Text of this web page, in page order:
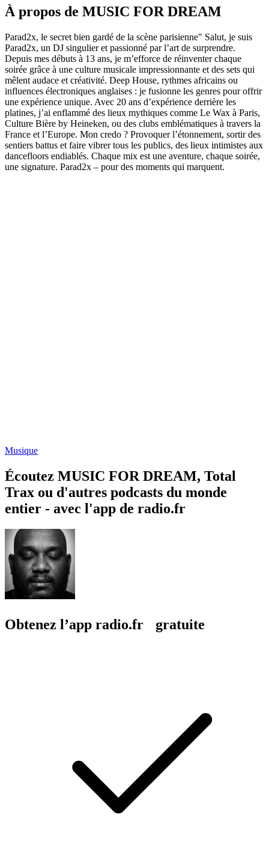
À propos de MUSIC FOR DREAM
Parad2x, le secret bien gardé de la scène parisienne" Salut, je suis
Parad2x, un DJ singulier et passionné par l’art de surprendre.
Depuis mes débuts à 13 ans, je m’efforce de réinventer chaque
soirée grâce à une culture musicale impressionnante et des sets qui
mêlent audace et créativité. Deep House, rythmes africains ou
influences électroniques anglaises : je fusionne les genres pour offrir
une expérience unique. Avec 20 ans d’expérience derrière les
platines, j’ai enflammé des lieux mythiques comme Le Wax à Paris,
Culture Bière by Heineken, ou des clubs emblématiques à travers la
France et l’Europe. Mon credo ? Provoquer l’étonnement, sortir des
sentiers battus et faire vibrer tous les publics, des lieux intimistes aux
dancefloors endiablés. Chaque mix est une aventure, chaque soirée,
une signature. Parad2x – pour des moments qui marquent.
Musique
Écoutez MUSIC FOR DREAM, Total
Trax ou d'autres podcasts du monde
entier - avec l'app de radio.fr
Obtenez l’app radio.fr gratuite